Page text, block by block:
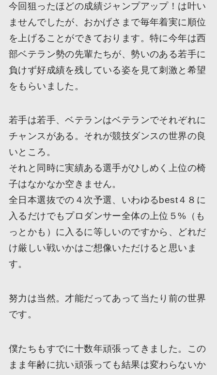
今回狙ったほどの成績ジャンプアップ！は叶い
ませんでしたが、おかげさまで毎年着実に順位
を上げることができております。特に今年は西
部ベテラン勢の先輩たちが、勢いのある若手に
負けず好成績を残している姿を見て刺激と希望
をもらいました。
若手は若手、ベテランはベテランでそれぞれに
チャンスがある。それが競技ダンスの世界の良
いところ。
それと同時に実績ある選手がひしめく上位の椅
子はなかなか空きません。
全日本選抜での４次予選、いわゆるbest４８に
入るだけでもプロダンサー全体の上位５%（も
っとかも）に入るに等しいのですから、どれだ
け厳しい戦いかはご想像いただけると思いま
す。
努力は当然。才能だってあって当たり前の世界
です。
僕たちもすでに十数年頑張ってきました。この
まま年齢に抗い頑張っても結果は変わらないか